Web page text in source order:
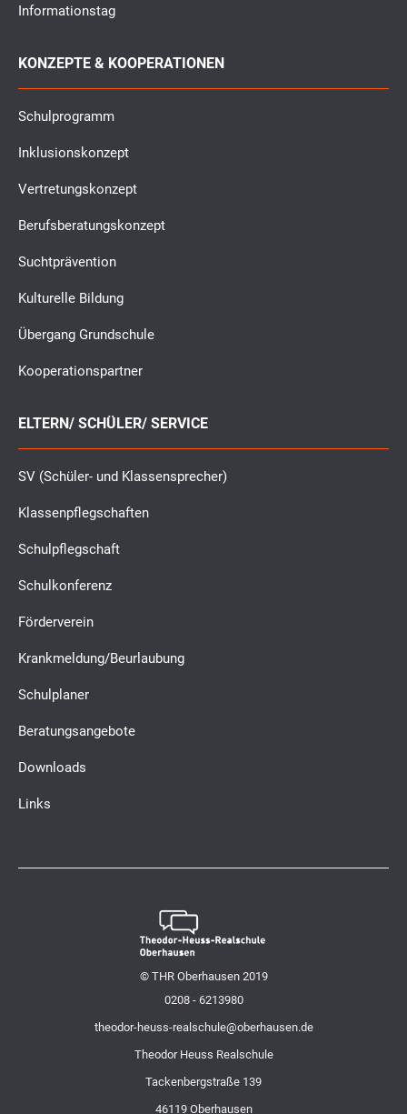
Informationstag
KONZEPTE & KOOPERATIONEN
Schulprogramm
Inklusionskonzept
Vertretungskonzept
Berufsberatungskonzept
Suchtprävention
Kulturelle Bildung
Übergang Grundschule
Kooperationspartner
ELTERN/ SCHÜLER/ SERVICE
SV (Schüler- und Klassensprecher)
Klassenpflegschaften
Schulpflegschaft
Schulkonferenz
Förderverein
Krankmeldung/Beurlaubung
Schulplaner
Beratungsangebote
Downloads
Links
© THR Oberhausen 2019
0208 - 6213980
theodor-heuss-realschule@oberhausen.de
Theodor Heuss Realschule
Tackenbergstraße 139
46119 Oberhausen